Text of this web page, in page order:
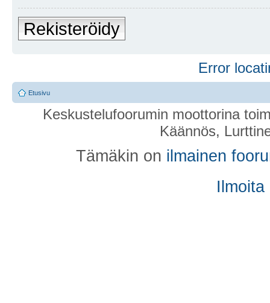
Rekisteröidy
Error
Etusivu
Keskustelufoorumin moottorina
Käännös,
Tämäkin on ilmainen